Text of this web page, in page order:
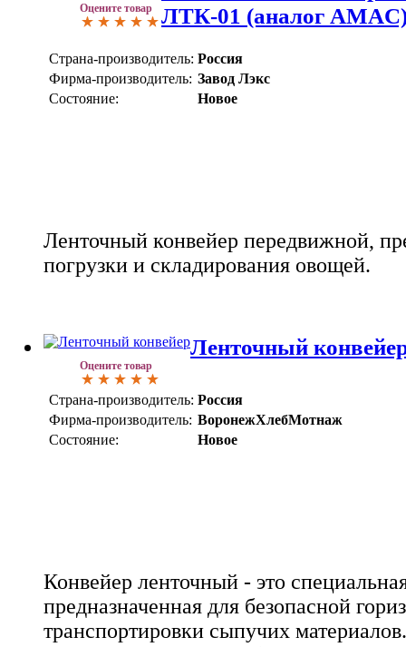
Оцените товар
ЛТК-01 (аналог
Страна-производитель: Россия
Фирма-производитель: Завод Лэкс
Состояние:
Новое
Ленточный конвейер передвижной,
погрузки и складирования овощей.
Оцените товар
Ленточный
Страна-производитель: Россия
Фирма-производитель: ВоронежХлебМотнаж
Состояние:
Новое
Конвейер ленточный - это
предназначенная для безопасной
транспортировки сыпучих